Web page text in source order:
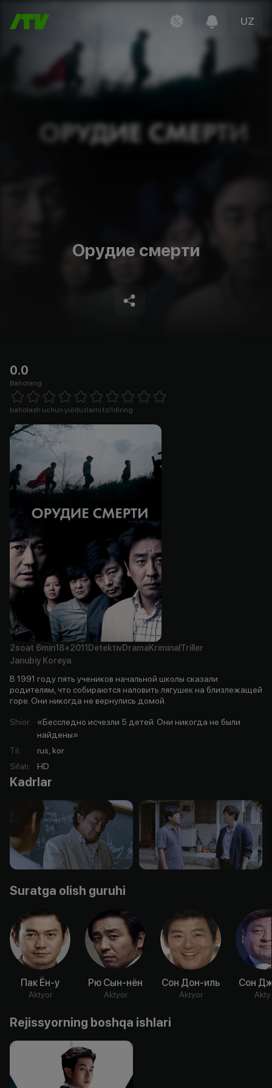
UZ
Орудие смерти
0.0
Baholang
1 Star 2 Stars 3 Stars 4 Stars5 Stars 6 Stars7 Stars8 Stars
baholash uchun yulduzlarni to'ldiring
2soat 6min18+2011 DetektivDramaKriminal Triller
Janubiy Koreya
В 1991 году пять учеников начальной школы сказали
родителям, что собираются наловить лягушек на близлежащей
горе. Они никогда не вернулись домой.
Shior:
«Бесследно исчезли 5 детей. Они никогда не были
найдены»
Til:
rus, kor
Sifati: HD
Kadrlar
Suratga olish guruhi
Пак Ён-у
Aktyor
Рю Сын-нён
Aktyor
Сон Дон-иль
Aktyor
Сон
Rejissyorning boshqa ishlari